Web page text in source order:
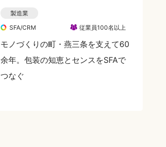
製造業
SFA/CRM
従業員100名以上
モノづくりの町・燕三条を支えて60
余年。包装の知恵とセンスをSFAで
つなぐ